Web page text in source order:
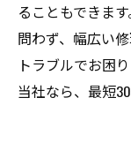
ることもできま
問わず、幅広い
トラブルでお困
当社なら、最短